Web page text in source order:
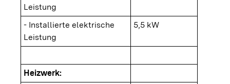
Leistung
- Installierte elektrische
Leistung
5,5 kW
Heizwerk: